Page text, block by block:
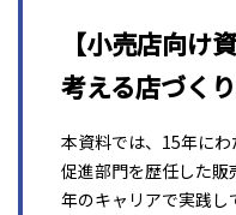
【小売店向け
考える店づく
本資料では、15年に
促進部門を歴任した
年のキャリアで実践